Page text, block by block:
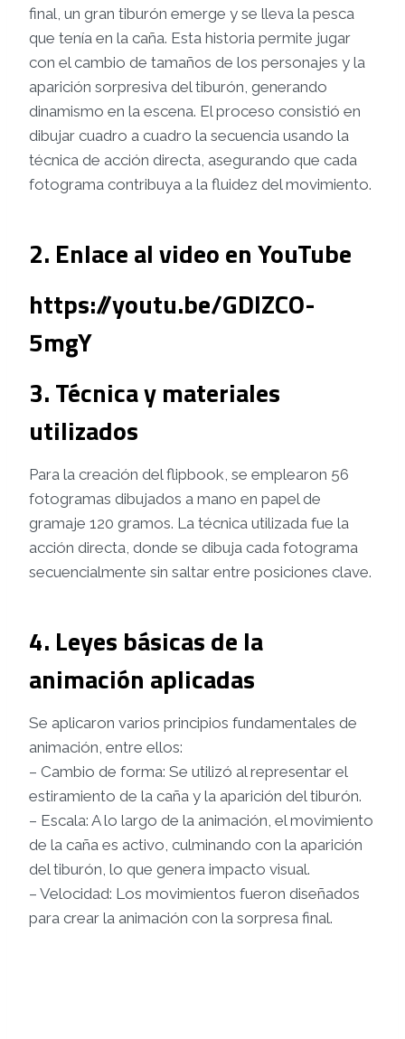
final, un gran tiburón emerge y se lleva la pesca
que tenía en la caña. Esta historia permite jugar
con el cambio de tamaños de los personajes y la
aparición sorpresiva del tiburón, generando
dinamismo en la escena. El proceso consistió en
dibujar cuadro a cuadro la secuencia usando la
técnica de acción directa, asegurando que cada
fotograma contribuya a la fluidez del movimiento.
2. Enlace al video en YouTube
https://youtu.be/GDIZCO-
5mgY
3. Técnica y materiales
utilizados
Para la creación del flipbook, se emplearon 56
fotogramas dibujados a mano en papel de
gramaje 120 gramos. La técnica utilizada fue la
acción directa, donde se dibuja cada fotograma
secuencialmente sin saltar entre posiciones clave.
4. Leyes básicas de la
animación aplicadas
Se aplicaron varios principios fundamentales de
animación, entre ellos:
– Cambio de forma: Se utilizó al representar el
estiramiento de la caña y la aparición del tiburón.
– Escala: A lo largo de la animación, el movimiento
de la caña es activo, culminando con la aparición
del tiburón, lo que genera impacto visual.
– Velocidad: Los movimientos fueron diseñados
para crear la animación con la sorpresa final.